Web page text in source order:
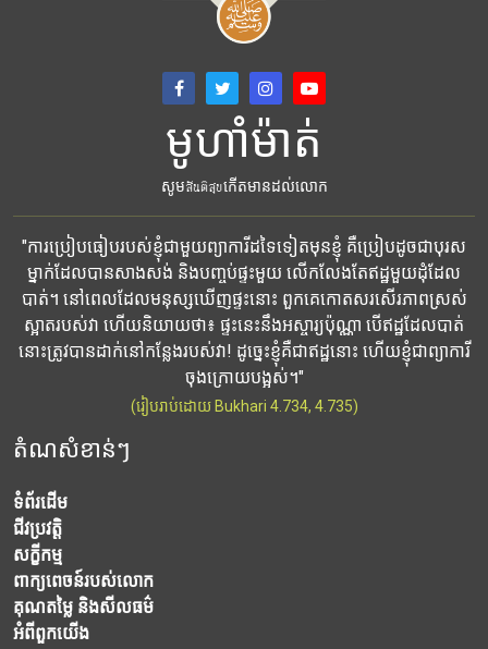
មូហាំម៉ាត់
សូមสันติสุขកើតមានដល់លោក
"ការប្រៀបធៀបរបស់ខ្ញុំជាមួយព្យាការីដទៃទៀតមុនខ្ញុំ គឺប្រៀបដូចជាបុរស
ម្នាក់ដែលបានសាងសង់ និងបញ្ចប់ផ្ទះមួយ លើកលែងតែឥដ្ឋមួយដុំដែល
បាត់។ នៅពេលដែលមនុស្សឃើញផ្ទះនោះ ពួកគេកោតសរសើរភាពស្រស់
ស្អាតរបស់វា ហើយនិយាយថា៖ ផ្ទះនេះនឹងអស្ចារ្យប៉ុណ្ណា បើឥដ្ឋដែលបាត់
នោះត្រូវបានដាក់នៅកន្លែងរបស់វា! ដូច្នេះខ្ញុំគឺជាឥដ្ឋនោះ ហើយខ្ញុំជាព្យាការី
ចុងក្រោយបង្អស់។"
(រៀបរាប់ដោយ Bukhari 4.734, 4.735)
តំណសំខាន់ៗ
ទំព័រដើម
ជីវប្រវត្តិ
សក្ខីកម្ម
ពាក្យពេចន៍របស់លោក
គុណតម្លៃ និងសីលធម៌
អំពី​ពួក​យើង